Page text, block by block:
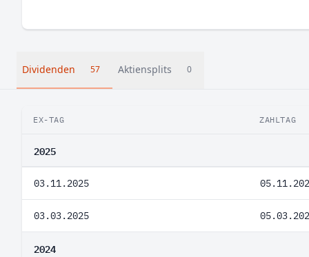
Dividenden 57 Aktiensplits 0
EX-TAG ZAHLTAG
2025
03.11.2025
03.03.2025
2024